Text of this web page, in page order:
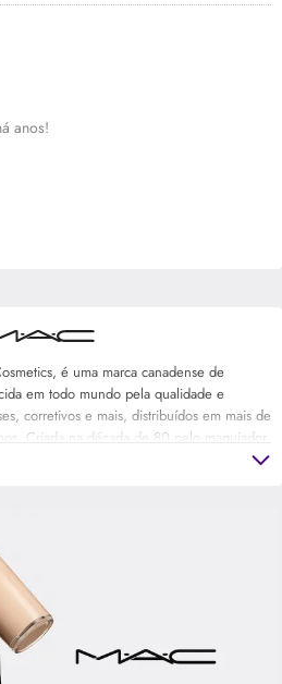
anos!
é uma marca canadense de
em todo mundo pela qualidade e
corretivos e mais, distribuídos em mais de
Criada na década de 80 pelo maquiador
de salão de beleza Frank Angelo com o
e acabamentos ousados e que lançam
em maquiagem, M.A.C também é
em campanhas em prol das vítimas do
pelo mundo com o M·A·C AIDS Fund e a
com o apoio de porta-vozes importantes
à doença.